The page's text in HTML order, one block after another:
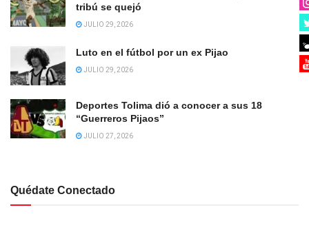
tribú se quejó
JULIO 29, 2026
Luto en el fútbol por un ex Pijao
JULIO 29, 2026
Deportes Tolima dió a conocer a sus 18
“Guerreros Pijaos”
JULIO 27, 2026
Quédate Conectado